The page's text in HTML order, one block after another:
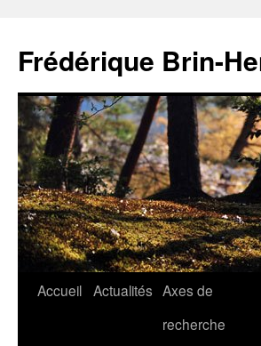
contenu
Frédérique Brin-
Accueil Actualités Axes de
recherche